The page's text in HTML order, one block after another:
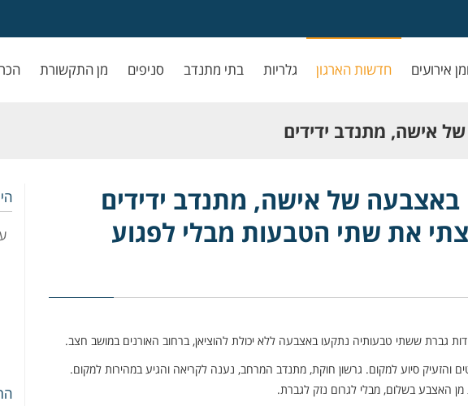
אירועים חדשות הארגון גלריות בתי מתנדב סניפים מן התקשורת
אישה, מתנדב ידידים
הטבעות מבלי לפגוע
של אישה, מתנדב ידידים
את שתי הטבעות מבלי לפגוע
והזעיק סיוע למקום. גרשון חוקת, מתנדב המרחב, נענה לקריאה והגיע במהירות למקום.
מן האצבע בשלום, מבלי לגרום נזק לגברת.